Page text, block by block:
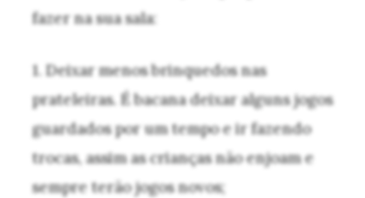
fazer na sua sala:
1. Deixar menos brinquedos nas
prateleiras. É bacana deixar alguns jogos
guardados por um tempo e ir fazendo
trocas, assim as crianças não enjoam e
sempre terão jogos novos;